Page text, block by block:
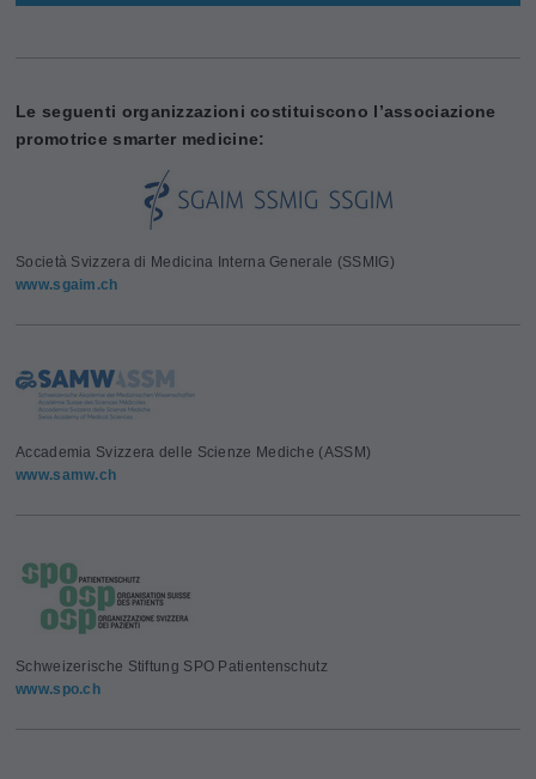
Le seguenti organizzazioni costituiscono l’associazione
promotrice smarter medicine:
Società Svizzera di Medicina Interna Generale (SSMIG)
www.sgaim.ch
Accademia Svizzera delle Scienze Mediche (ASSM)
www.samw.ch
Schweizerische Stiftung SPO Patientenschutz
www.spo.ch